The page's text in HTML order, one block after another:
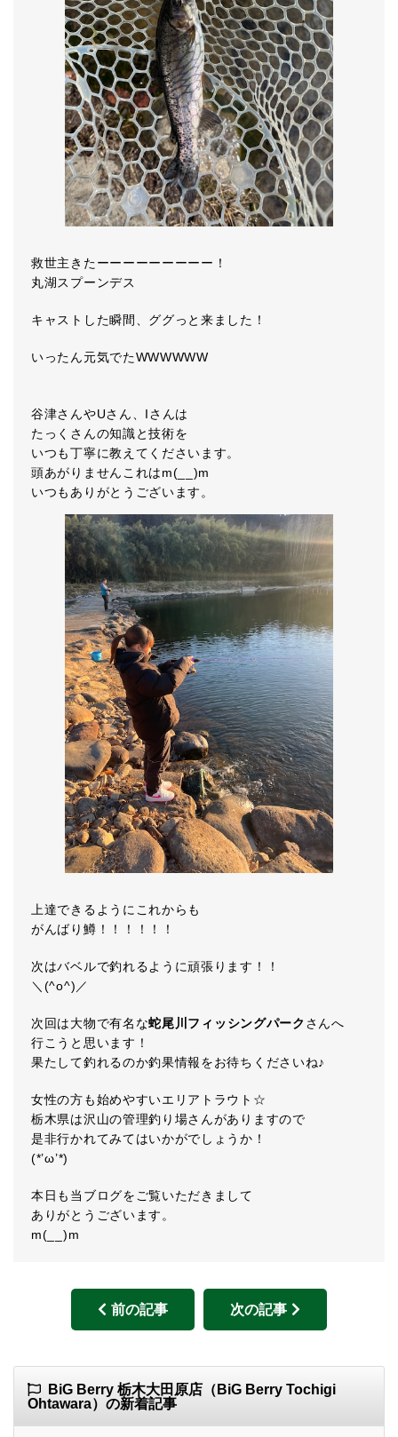
救世主きたーーーーーーーーー！
丸湖スプーンデス
キャストした瞬間、ググっと来ました！
いったん元気でたWWWWWW
谷津さんやUさん、Iさんは
たっくさんの知識と技術を
いつも丁寧に教えてくださいます。
頭あがりませんこれはm(__)m
いつもありがとうございます。
上達できるようにこれからも
がんばり鱒！！！！！！
次はバベルで釣れるように頑張ります！！
＼(^o^)／
次回は大物で有名な蛇尾川フィッシングパーク さんへ
行こうと思います！
果たして釣れるのか釣果情報をお待ちくださいね♪
女性の方も始めやすいエリアトラウト☆
栃木県は沢山の管理釣り場さんがありますので
是非行かれてみてはいかがでしょうか！
(*’ω’*)
本日も当ブログをご覧いただきまして
ありがとうございます。
m(__)m
前の記事 次の記事
BiG Berry 栃木大田原店（BiG Berry Tochigi
Ohtawara）の新着記事